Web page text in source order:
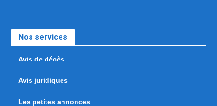
Nos services
Avis de décès
Avis juridiques
Les petites annonces